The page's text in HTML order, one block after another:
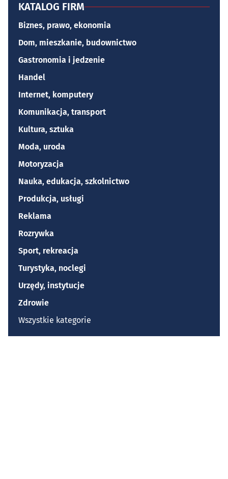
KATALOG FIRM
Biznes, prawo, ekonomia
Dom, mieszkanie, budownictwo
Gastronomia i jedzenie
Handel
Internet, komputery
Komunikacja, transport
Kultura, sztuka
Moda, uroda
Motoryzacja
Nauka, edukacja, szkolnictwo
Produkcja, usługi
Reklama
Rozrywka
Sport, rekreacja
Turystyka, noclegi
Urzędy, instytucje
Zdrowie
Wszystkie kategorie